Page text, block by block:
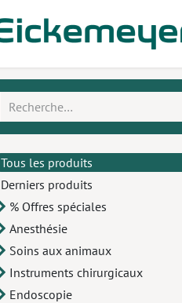
Tous les produits
Derniers produits
​% Offres spéciales
Anesthésie
​Soins aux animaux
Instruments chirurgicaux
Endoscopie